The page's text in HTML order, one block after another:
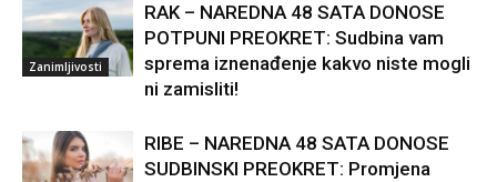
Zanimljivosti
RAK – NAREDNA 48 SATA DONOSE
POTPUNI PREOKRET: Sudbina vam
sprema iznenađenje kakvo niste mogli
ni zamisliti!
RIBE – NAREDNA 48 SATA DONOSE
SUDBINSKI PREOKRET: Promjena